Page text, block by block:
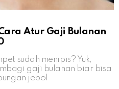
Atur Gaji Bulanan
sudah menipis? Yuk,
gaji bulanan biar bisa
jebol